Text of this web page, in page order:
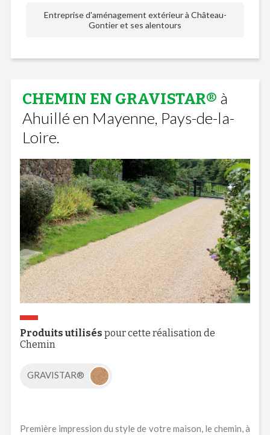
Entreprise d'aménagement extérieur à Château-
Gontier et ses alentours
CHEMIN EN GRAVISTAR® à
Ahuillé en Mayenne, Pays-de-la-
Loire.
Produits utilisés pour cette réalisation de
Chemin
GRAVISTAR®
Première impression du style de votre maison, le chemin, à